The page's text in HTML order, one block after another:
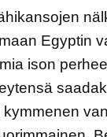
Egyptin
ison